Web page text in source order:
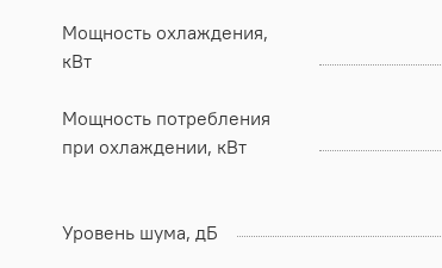
Мощность охлаждения,
кВт
Мощность потребления
при охлаждении, кВт
Уровень шума, дБ